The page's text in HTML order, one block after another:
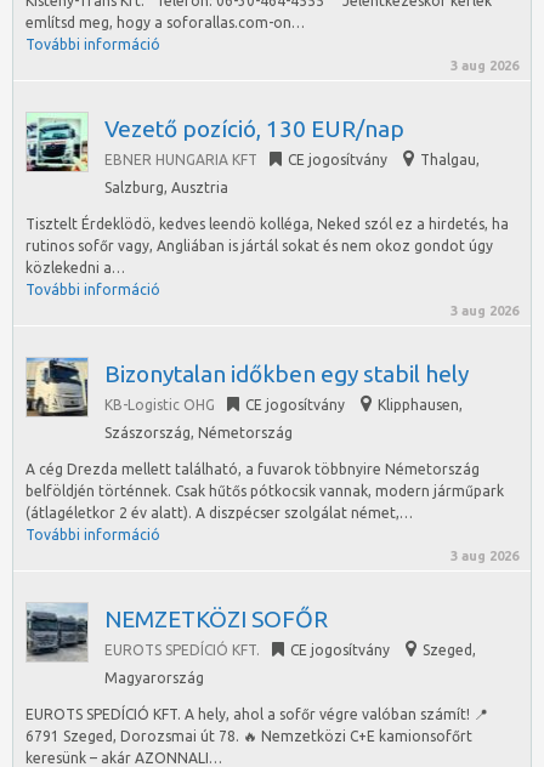
említsd meg, hogy a soforallas.com-on…
További információ
3 aug 2026
Vezető pozíció, 130 EUR/nap
EBNER HUNGARIA KFT CE jogosítvány Thalgau,
Salzburg, Ausztria
Tisztelt Érdeklödö, kedves leendö kolléga, Neked szól ez a hirdetés, ha
rutinos sofőr vagy, Angliában is jártál sokat és nem okoz gondot úgy
közlekedni a…
További információ
3 aug 2026
Bizonytalan időkben egy stabil hely
KB-Logistic OHG CE jogosítvány Klipphausen,
Szászország, Németország
A cég Drezda mellett található, a fuvarok többnyire Németország
belföldjén történnek. Csak hűtős pótkocsik vannak, modern járműpark
(átlagéletkor 2 év alatt). A diszpécser szolgálat német,…
További információ
3 aug 2026
NEMZETKÖZI SOFŐR
EUROTS SPEDÍCIÓ KFT. CE jogosítvány Szeged,
Magyarország
EUROTS SPEDÍCIÓ KFT. A hely, ahol a sofőr végre valóban számít! 📍
6791 Szeged, Dorozsmai út 78. 🔥 Nemzetközi C+E kamionsofőrt
keresünk – akár AZONNALI…